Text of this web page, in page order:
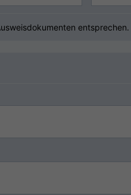
entsprechen.